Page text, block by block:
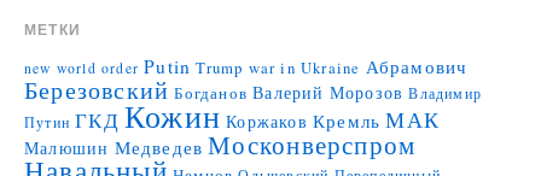
МЕТКИ
new world order Putin Trump war in Ukraine Абрамович
Березовский Богданов Валерий Морозов Владимир
Путин ГКД Кожин Коржаков Кремль МАК
Малюшин Медведев Москонверспром